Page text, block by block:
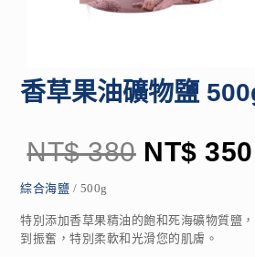
香草果油礦物鹽
NT$380 NT$ 350
綜合海鹽 / 500g
特別添加香草果精油的飽和死海礦物質鹽
到振奮，特別柔軟和光滑您的肌膚。